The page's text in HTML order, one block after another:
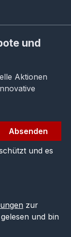
und
Aktionen
Absenden
und es
zur
gelesen und bin